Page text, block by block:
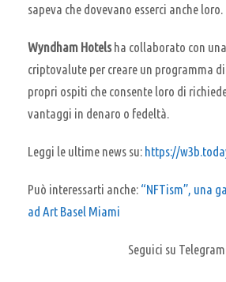
sapeva che dovevano esserci anche loro.
Wyndham Hotelsha collaborato con
criptovalute per creare un programma
propri ospiti che consente loro di
vantaggi in denaro o fedeltà.
Leggi le ultime news su: https://
Può interessarti anche: “NFTism”, una
ad Art Basel Miami
Seguici su Telegram